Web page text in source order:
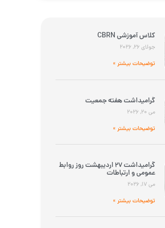
کلاس آموزشی CBRN
جولای 26, 2026
توضیحات بیشتر »
گرامیداشت هفته جمعیت
می 20, 2026
توضیحات بیشتر »
گرامیداشت 27 اردیبهشت روز روابط
عمومی و ارتباطات
می 17, 2026
توضیحات بیشتر »